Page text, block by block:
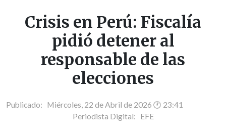
Crisis en Perú: Fiscalía
pidió detener al
responsable de las
elecciones
Publicado: Miércoles, 22 de Abril de 2026 🕐 23:41
Periodista Digital: EFE